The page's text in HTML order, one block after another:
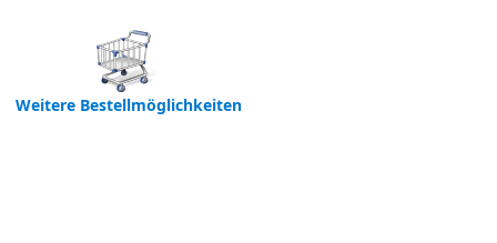
Weitere Bestellmöglichkeiten